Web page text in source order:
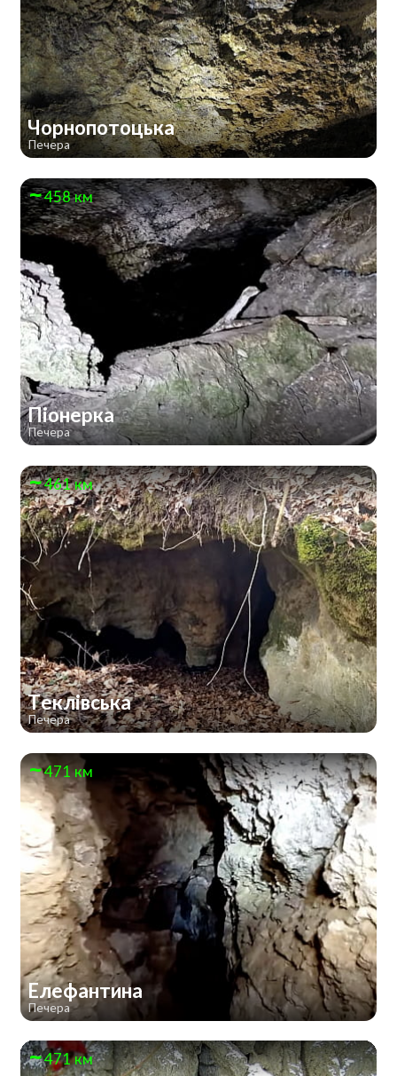
Чорнопотоцька
Печера
458 км
Піонерка
Печера
461 км
Теклівська
Печера
471 км
Елефантина
Печера
471 км